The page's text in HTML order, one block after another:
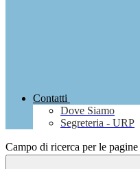
Contatti
Dove Siamo
Segreteria - URP
Campo di ricerca per le